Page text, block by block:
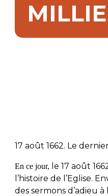
17 août 1662. Le
En ce jour, le 17 août
l’histoire de l’Eglise.
des sermons d’adieu